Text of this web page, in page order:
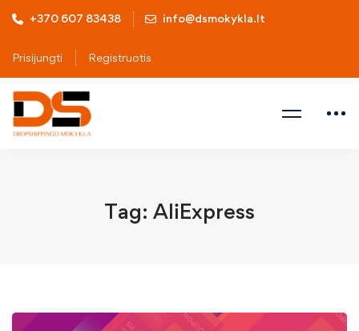
+370 607 83438 info@dsmokykla.lt
Prisijungti Registruotis
Tag: AliExpress